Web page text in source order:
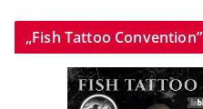
„Fish Tattoo Convention”